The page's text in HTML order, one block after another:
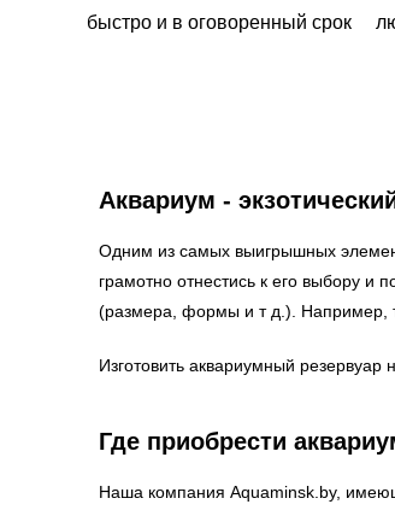
быстро и в оговоренный срок
Аквариум -
Одним из самых выигрышных
грамотно отнестись к его выбору и
(размера, формы и т д.). Например,
Изготовить аквариумный резервуар
Где приобрести
Наша компания Aquaminsk.by,